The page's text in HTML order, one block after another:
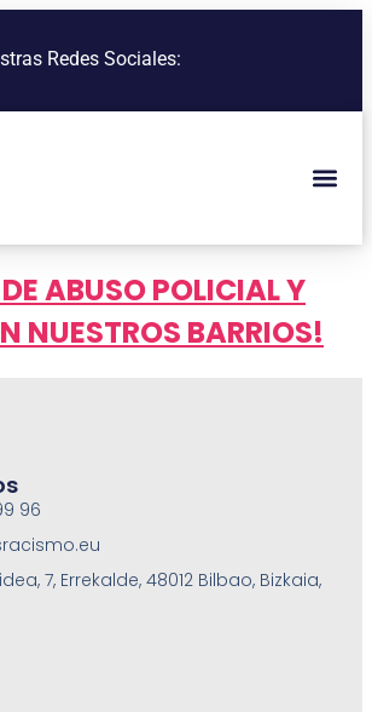
Redes Sociales:
ABUSO POLICIAL Y
NUESTROS BARRIOS!
96
7, Errekalde, 48012 Bilbao, Bizkaia,